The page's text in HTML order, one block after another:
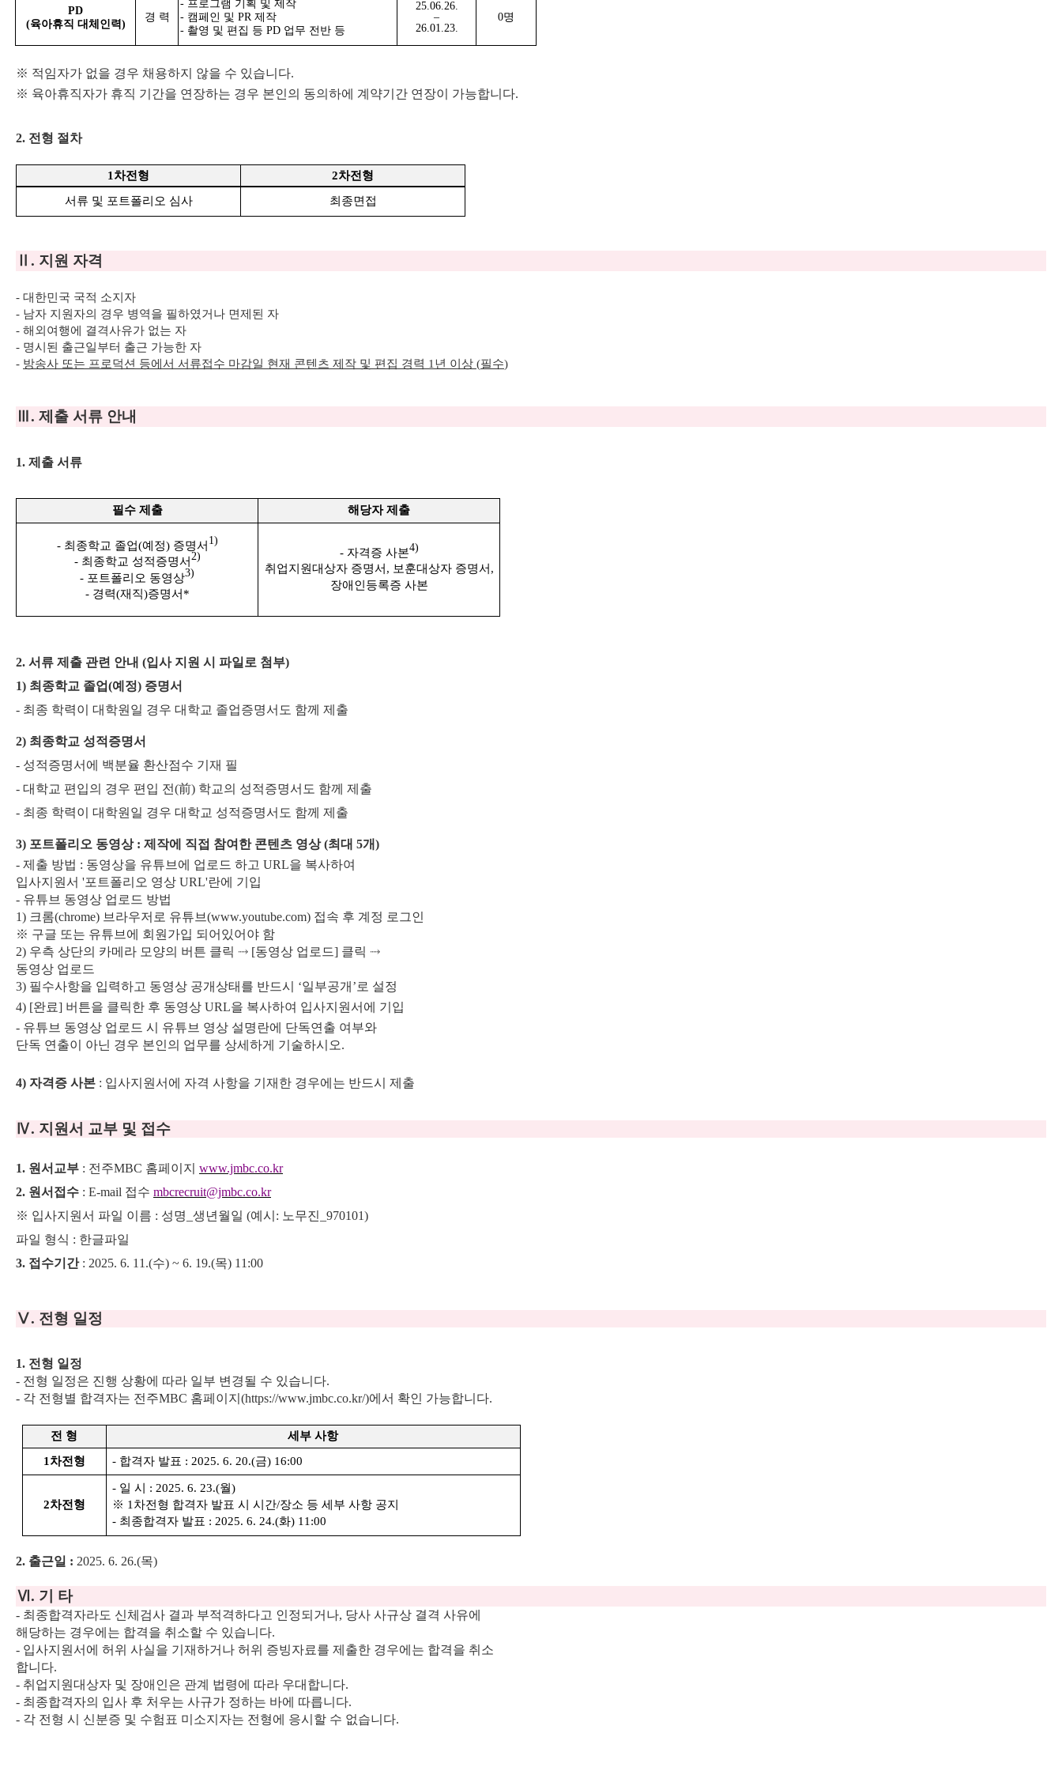
PD
(육아휴직 대체인력)
경 력
- 프로그램 기획 및 제작
- 캠페인 및PR제작
- 촬영 및 편집 등PD 업무 전반 등
25.06.26.
–
26.01.23.
0명
※ 적임자가 없을 경우 채용하지 않을 수 있습니다.
※ 육아휴직자가 휴직 기간을 연장하는 경우 본인의 동의하에 계약기간 연장이 가능합니다.
2. 전형 절차
1 차전형 2차전형
서류 및 포트폴리오 심사 최종면접
. 지원 자격
- 대한민국 국적 소지자
- 남자 지원자의 경우 병역을 필하였거나 면제된 자
- 해외여행에 결격사유가 없는 자
- 명시된 출근일부터 출근 가능한 자
- 방송사 또는 프로덕션 등에서 서류접수 마감일 현재 콘텐츠 제작 및 편집 경력 1 년 이상 (필수)
. 제출 서류 안내
1. 제출 서류
필수 제출 해당자 제출
- 최종학교 졸업(예정) 증명서 1)
- 최종학교 성적증명서 2)
- 포트폴리오 동영상3)
- 경력(재직)증명서 *
- 자격증 사본4)
취업지원대상자 증명서 , 보훈대상자 증명서 ,
장애인등록증 사본
2. 서류 제출 관련 안내 (입사 지원 시 파일로 첨부)
1) 최종학교 졸업(예정) 증명서
- 최종 학력이 대학원일 경우 대학교 졸업증명서도 함께 제출
2) 최종학교 성적증명서
- 성적증명서에 백분율 환산점수 기재 필
- 대학교 편입의 경우 편입 전(前) 학교의 성적증명서도 함께 제출
- 최종 학력이 대학원일 경우 대학교 성적증명서도 함께 제출
3) 포트폴리오 동영상 : 제작에 직접 참여한 콘텐츠 영상(최대 5개)
- 제출 방법 : 동영상을 유튜브에 업로드 하고 URL을 복사하여
입사지원서 '포트폴리오 영상 URL'란에 기입
- 유튜브 동영상 업로드 방법
1) 크롬(chrome) 브라우저로 유튜브(www.youtube.com) 접속 후 계정 로그인
※ 구글 또는 유튜브에 회원가입 되어있어야 함
2) 우측 상단의 카메라 모양의 버튼 클릭 ⤑ [동영상 업로드] 클릭 ⤑
동영상 업로드
3) 필수사항을 입력하고 동영상 공개상태를 반드시 ‘일부공개 ’ 로 설정
4) [완료] 버튼을 클릭한 후 동영상 URL을 복사하여 입사지원서에 기입
- 유튜브 동영상 업로드 시 유튜브 영상 설명란에 단독연출 여부와
단독 연출이 아닌 경우 본인의 업무를 상세하게 기술하시오.
4) 자격증 사본 : 입사지원서에 자격 사항을 기재한 경우에는 반드시 제출
Ⅳ. 지원서 교부 및 접수
1. 원서교부 : 전주MBC 홈페이지 www.jmbc.co.kr
2. 원서접수 : E-mail 접수 mbcrecruit@jmbc.co.kr
※ 입사지원서 파일 이름 : 성명 생년월일 (예시 : 노무진 _970101)
파일 형식 : 한글파일
3. 접수기간 : 2025. 6. 11.(수) ~ 6. 19.(목) 11:00
Ⅴ. 전형 일정
1. 전형 일정
- 전형 일정은 진행 상황에 따라 일부 변경될 수 있습니다.
- 각 전형별 합격자는 전주MBC 홈페이지 (https://www.jmbc.co.kr/)에서 확인 가능합니다.
전 형
세부 사항
1 차전형 - 합격자 발표 : 2025. 6. 20.(금) 16:00
2차전형
- 일 시 : 2025. 6. 23.(월)
※ 1 차전형 합격자 발표 시 시간/장소 등 세부 사항 공지
- 최종합격자 발표 : 2025. 6. 24.(화) 11:00
2. 출근일 : 2025. 6. 26.(목)
Ⅵ . 기 타
- 최종합격자라도 신체검사 결과 부적격하다고 인정되거나, 당사 사규상 결격 사유에
해당하는 경우에는 합격을 취소할 수 있습니다.
- 입사지원서에 허위 사실을 기재하거나 허위 증빙자료를 제출한 경우에는 합격을 취소
합니다.
- 취업지원대상자 및 장애인은 관계 법령에 따라 우대합니다.
- 최종합격자의 입사 후 처우는 사규가 정하는 바에 따릅니다.
- 각 전형 시 신분증 및 수험표 미소지자는 전형에 응시할 수 없습니다.